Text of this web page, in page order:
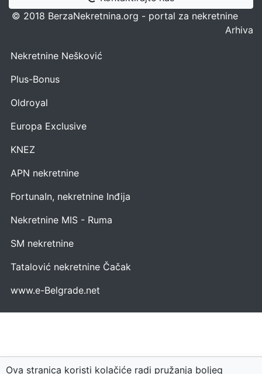
© 2018 BerzaNekretnina.org - portal za nekretnine
Arhiva
Nekretnine Nešković
Plus-Bonus
Oldroyal
Europa Exclusive
KNEZ
APN nekretnine
FortunaIn, nekretnine Inđija
Nekretnine MIS - Ruma
SM nekretnine
Tatalović nekretnine Čačak
www.e-Belgrade.net
Ova stranica koristi kolačiće radi pružanja boljeg